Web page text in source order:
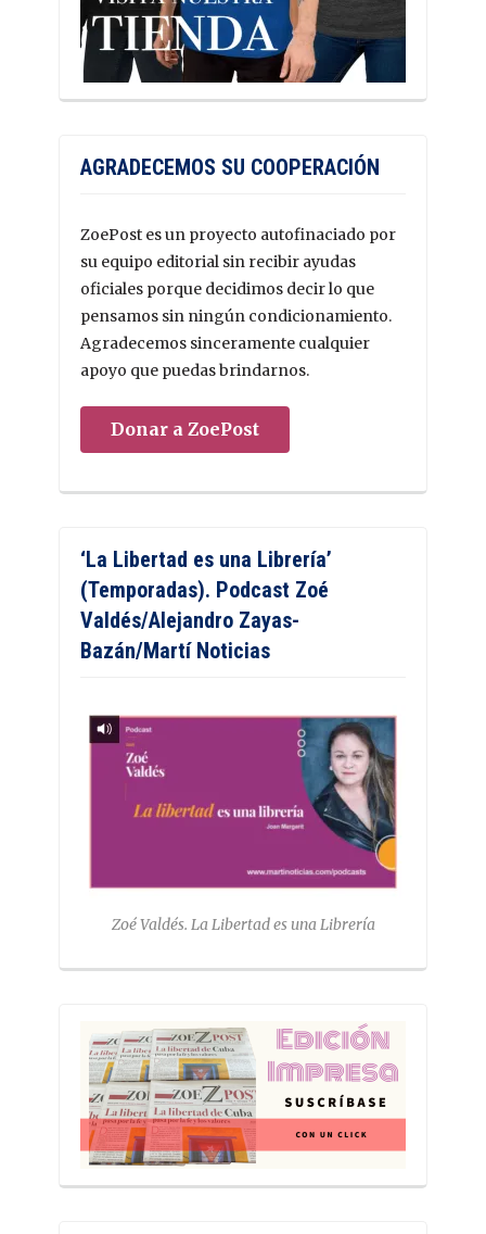
AGRADECEMOS SU COOPERACIÓN
ZoePost es un proyecto autofinaciado por
su equipo editorial sin recibir ayudas
oficiales porque decidimos decir lo que
pensamos sin ningún condicionamiento.
Agradecemos sinceramente cualquier
apoyo que puedas brindarnos.
Donar a ZoePost
‘La Libertad es una Librería’
(Temporadas). Podcast Zoé
Valdés/Alejandro Zayas-
Bazán/Martí Noticias
Zoé Valdés. La Libertad es una Librería